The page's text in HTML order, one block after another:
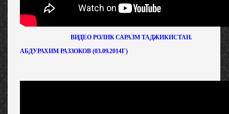
ВИДЕО РОЛИК САРАЗМ ТАДЖИКИСТАН.
АБДУРАХИМ РАЗЗОКОВ (03.09.2014Г)